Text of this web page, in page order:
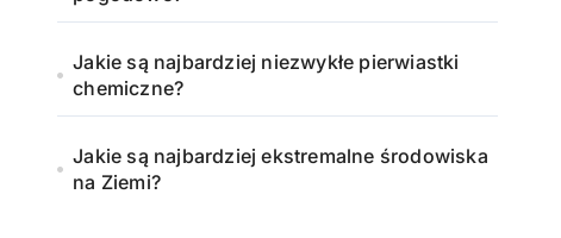
Jakie są najbardziej niezwykłe pierwiastki
chemiczne?
Jakie są najbardziej ekstremalne środowiska
na Ziemi?